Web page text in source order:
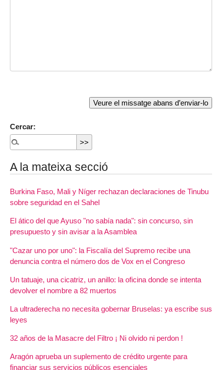
Cercar:
A la mateixa secció
Burkina Faso, Mali y Níger rechazan declaraciones de Tinubu
sobre seguridad en el Sahel
El ático del que Ayuso "no sabía nada": sin concurso, sin
presupuesto y sin avisar a la Asamblea
"Cazar uno por uno": la Fiscalía del Supremo recibe una
denuncia contra el número dos de Vox en el Congreso
Un tatuaje, una cicatriz, un anillo: la oficina donde se intenta
devolver el nombre a 82 muertos
La ultraderecha no necesita gobernar Bruselas: ya escribe sus
leyes
32 años de la Masacre del Filtro ¡ Ni olvido ni perdon !
Aragón aprueba un suplemento de crédito urgente para
financiar sus servicios públicos esenciales